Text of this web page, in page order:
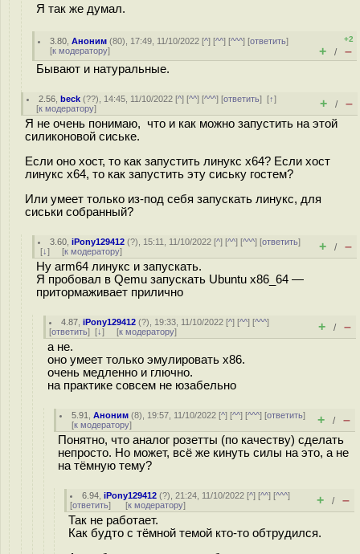
Я так же думал.
3.80 ,Аноним (80), 17:49, 11/10/2022 [^] [^^] [^^^] [ответить]
[к модератору]
+2
+ / –
Бывают и натуральные.
2.56 ,beck (??), 14:45, 11/10/2022 [^] [^^] [^^^] [ответить][↑]
[к модератору] + / –
Я не очень понимаю, что и как можно запустить на этой
силиконовой сиське.
Если оно хост, то как запустить линукс х64? Если хост
линукс х64, то как запустить эту сиську гостем?
Или умеет только из-под себя запускать линукс, для
сиськи собранный?
3.60 ,iPony129412 (?), 15:11, 11/10/2022 [^] [^^] [^^^] [ответить]
[↓] [к модератору] + / –
Ну arm64 линукс и запускать.
Я пробовал в Qemu запускать Ubuntu x86_64 —
притормаживает прилично
4.87 ,iPony129412 (?), 19:33, 11/10/2022 [^] [^^] [^^^]
[ответить] [↓] [к модератору] + / –
а не.
оно умеет только эмулировать x86.
очень медленно и глючно.
на практике совсем не юзабельно
5.91 ,Аноним (8), 19:57, 11/10/2022 [^] [^^] [^^^] [ответить]
[к модератору] + / –
Понятно, что аналог розетты (по качеству) сделать
непросто. Но может, всё же кинуть силы на это, а не
на тёмную тему?
6.94 ,iPony129412 (?), 21:24, 11/10/2022 [^] [^^] [^^^]
[ответить] [к модератору] + / –
Так не работает.
Как будто с тёмной темой кто-то обтрудился.